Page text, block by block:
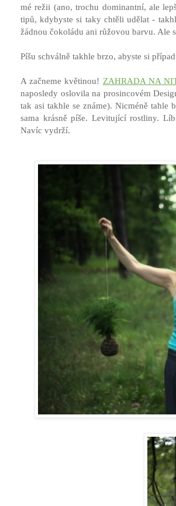
mé režii (ano, trochu dominantní, ale
tipů, kdybyste si taky chtěli udělat -
žádnou čokoládu ani růžovou barvu. Ale
Píšu schválně takhle brzo, abyste si
A začneme květinou! ZAHRADA NA
naposledy oslovila na prosincovém
tak asi takhle se známe). Nicméně
sama krásně píše. Levitující rostliny.
Navíc vydrží.